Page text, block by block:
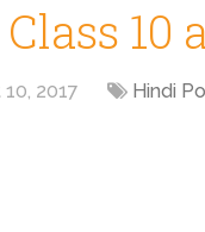
10
2017 Hindi